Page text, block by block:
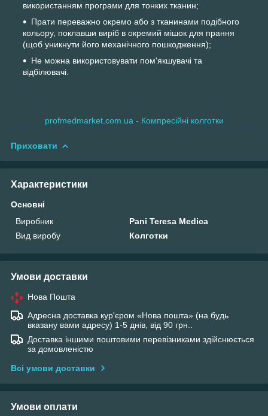
використанням програми для тонких тканин;
Прати переважно окремо або з тканинами подібного
кольору, поклавши виріб в окремий мішок для прання
(щоб уникнути його механічного пошкодження);
Не можна використовувати пом'якшувачі та
відбілювачі.
profmedmarket.com.ua - Компресійні колготки
Приховати
Характеристики
Основні
Виробник
Pani Teresa Medica
Вид виробу
Колготки
Умови доставки
Нова Пошта
Адресна доставка кур'єром «Нова пошта» (на будь
вказану вами адресу) 1-5 днів, від 90 грн..
Доставка іншими поштовими перевізниками здійснюється
за домовленістю
Всі умови доставки
Умови оплати